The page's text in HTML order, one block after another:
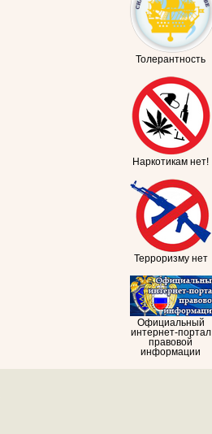
Толерантность
Наркотикам нет!
Терроризму нет
Официальный
интернет-портал
правовой
информации